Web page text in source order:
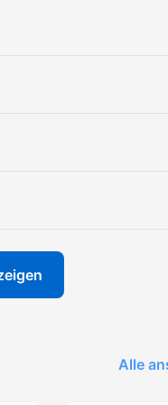
dance,
mix chaque
Alle